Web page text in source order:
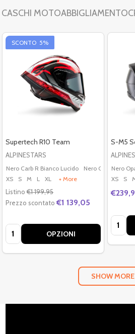
CASCHI MOTOABBIGLIAMENTO
SCONTO 5%
Supertech R10 Team
ALPINESTARS
Nero Carb R Bianco Lucido
Nero Carb R Fluo
XS
S M L XL + More
Listino €1 199,95
Prezzo scontato €1 139,05
Quantità: OPZIONI
S-M5
Nero
XS
S
SHOW MORE